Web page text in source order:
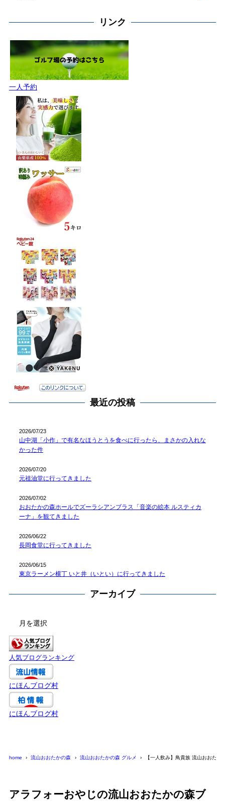
リンク
一人予約
最近の投稿
山中湖「小作」で有名なほうとうを食べに行ったら、まさかの入れな
かった件
2026/07/23
元祖油堂に行ってきました
2026/07/20
おおたかの森ホールでズーラシアンブラス「音楽の絵本 ルスティカ
ーナ」を観てきました
2026/07/02
長岡食堂に行ってきました
2026/06/22
東京ラーメン横丁 いと井（いとい）に行ってきました
2026/06/15
アーカイブ
カ
イ
ブ
人気ブログランキング
にほんブログ村
にほんブログ村
home 流山おおたかの森 流山おおたかの森 グルメ 【一人飲み】鳥貴族 流山おおたか
アラフォーおやじの流山おおたかの森ブ